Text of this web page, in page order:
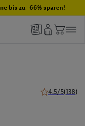
bis zu -66% sparen!
4.5/5(138)